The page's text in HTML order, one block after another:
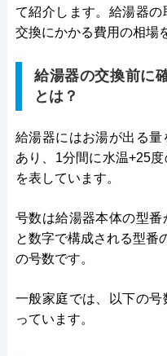
て紹介します。給湯器の
交換にかかる費用の相場
給湯器の交換前に
とは？
給湯器にはお湯が出る
あり、1分間に水温+25
を表しています。
号数は給湯器本体の型番
と数字で構成される型番
の号数です。
一般家庭では、以下の
っています。